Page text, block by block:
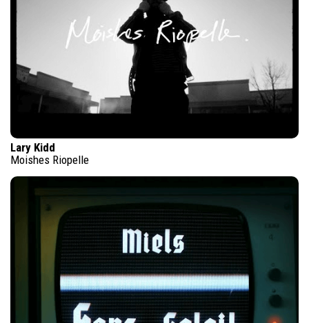
Lary Kidd
Moishes Riopelle